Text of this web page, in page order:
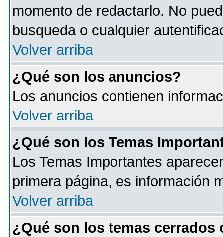
momento de redactarlo. No
busqueda o cualquier
Volver arriba
¿Qué son los anuncios?
Los anuncios contienen
Volver arriba
¿Qué son los Temas
Los Temas Importantes
primera página, es información
Volver arriba
¿Qué son los temas cerrados